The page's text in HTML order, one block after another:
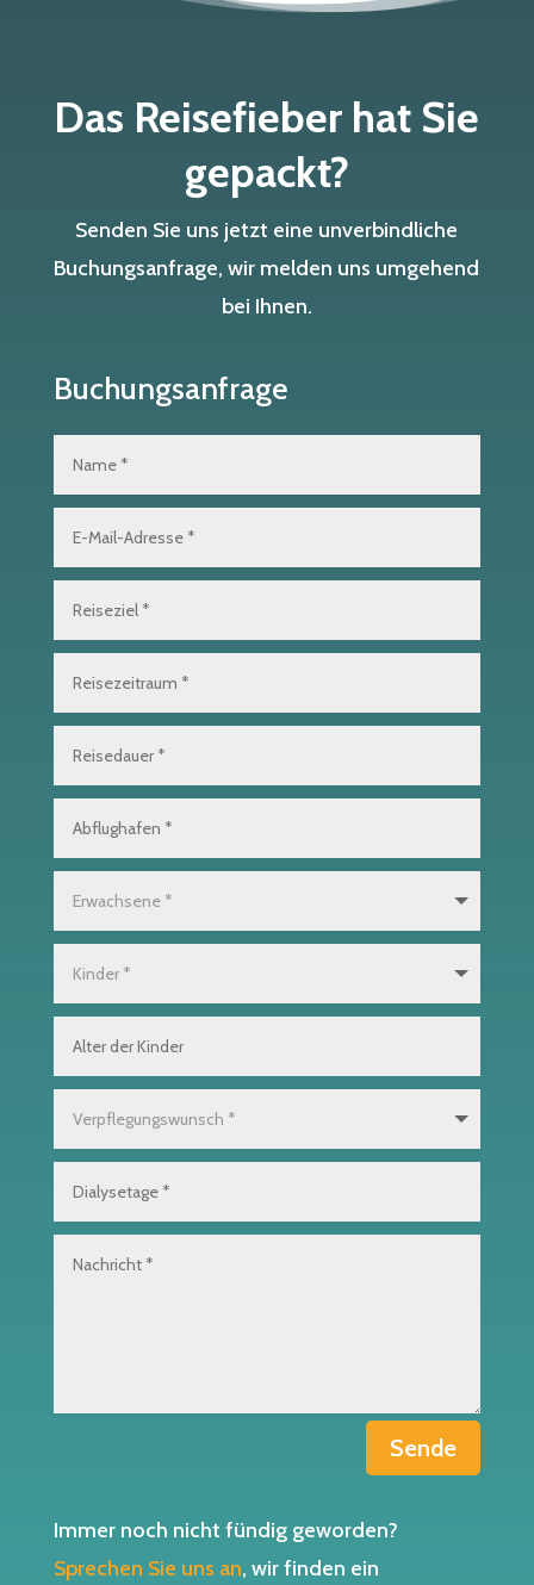
Das Reisefieber hat Sie
gepackt?
Senden Sie uns jetzt eine unverbindliche
Buchungsanfrage, wir melden uns umgehend
bei Ihnen.
Buchungsanfrage
Sende
Immer noch nicht fündig geworden?
Sprechen Sie uns an, wir finden ein